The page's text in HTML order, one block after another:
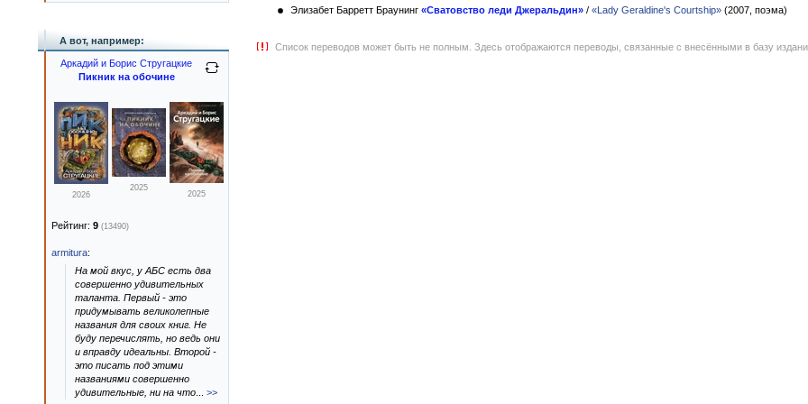
Элизабет Барретт Браунинг «Сватовство леди Джеральдин» / «Lady Geraldine's Courtship» (2007, поэма)
Список переводов может быть не полным. Здесь отображаются переводы, связанные с внесёнными в базу
А вот, например:
Аркадий и Борис Стругацкие
Пикник на обочине
2026
2025
2025
Рейтинг: 9 (13490)
armitura:
На мой вкус, у АБС есть два
совершенно удивительных
таланта. Первый - это
придумывать великолепные
названия для своих книг. Не
буду перечислять, но ведь они
и вправду идеальны. Второй -
это писать под этими
названиями совершенно
удивительные, ни на что
>>